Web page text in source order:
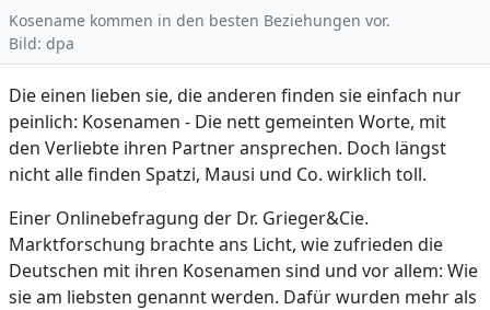
Kosename kommen in den besten Beziehungen vor.
Bild: dpa
Die einen lieben sie, die anderen finden sie einfach nur
peinlich: Kosenamen - Die nett gemeinten Worte, mit
den Verliebte ihren Partner ansprechen. Doch längst
nicht alle finden Spatzi, Mausi und Co. wirklich toll.
Einer Onlinebefragung der Dr. Grieger&Cie.
Marktforschung brachte ans Licht, wie zufrieden die
Deutschen mit ihren Kosenamen sind und vor allem: Wie
sie am liebsten genannt werden. Dafür wurden mehr als